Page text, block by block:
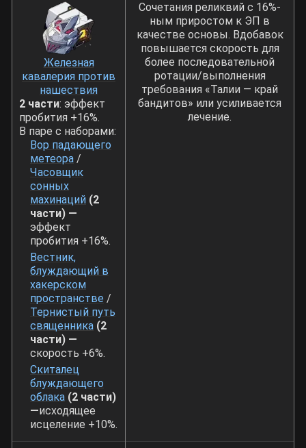
Железная
кавалерия против
нашествия
2 части: эффект
пробития +16%.
В паре с наборами:
Вор падающего
метеора /
Часовщик
сонных
махинаций (2
части) —
эффект
пробития +16%.
Вестник,
блуждающий в
хакерском
пространстве /
Тернистый путь
священника (2
части) —
скорость +6%.
Скиталец
блуждающего
облака (2 части)
—исходящее
исцеление +10%.
Сочетания реликвий с 16%-
ным приростом к ЭП в
качестве основы. Вдобавок
повышается скорость для
более последовательной
ротации/выполнения
требования «Талии — край
бандитов» или усиливается
лечение.